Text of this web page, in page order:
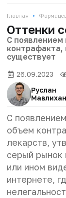
Главная •
Оттенки
С появлением
контрафакта,
существует
26.09.2023
Руслан
С
объем
лекарств,
серый рынок
или ином
интернете,